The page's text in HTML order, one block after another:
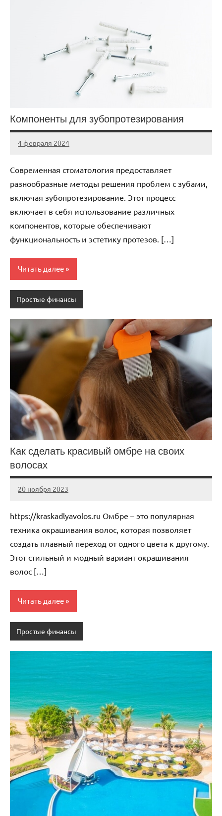
Компоненты для зубопротезирования
4 февраля 2024
Avtor
Нет
Современная стоматология предоставляет
разнообразные методы решения проблем с зубами,
включая зубопротезирование. Этот процесс
включает в себя использование различных
компонентов, которые обеспечивают
функциональность и эстетику протезов. […]
Читать далее
Простые финансы
Как сделать красивый омбре на своих
волосах
20 ноября 2023
Avtor
Нет
https://kraskadlyavolos.ru Омбре – это популярная
техника окрашивания волос, которая позволяет
создать плавный переход от одного цвета к другому.
Этот стильный и модный вариант окрашивания
волос […]
Читать далее
Простые финансы